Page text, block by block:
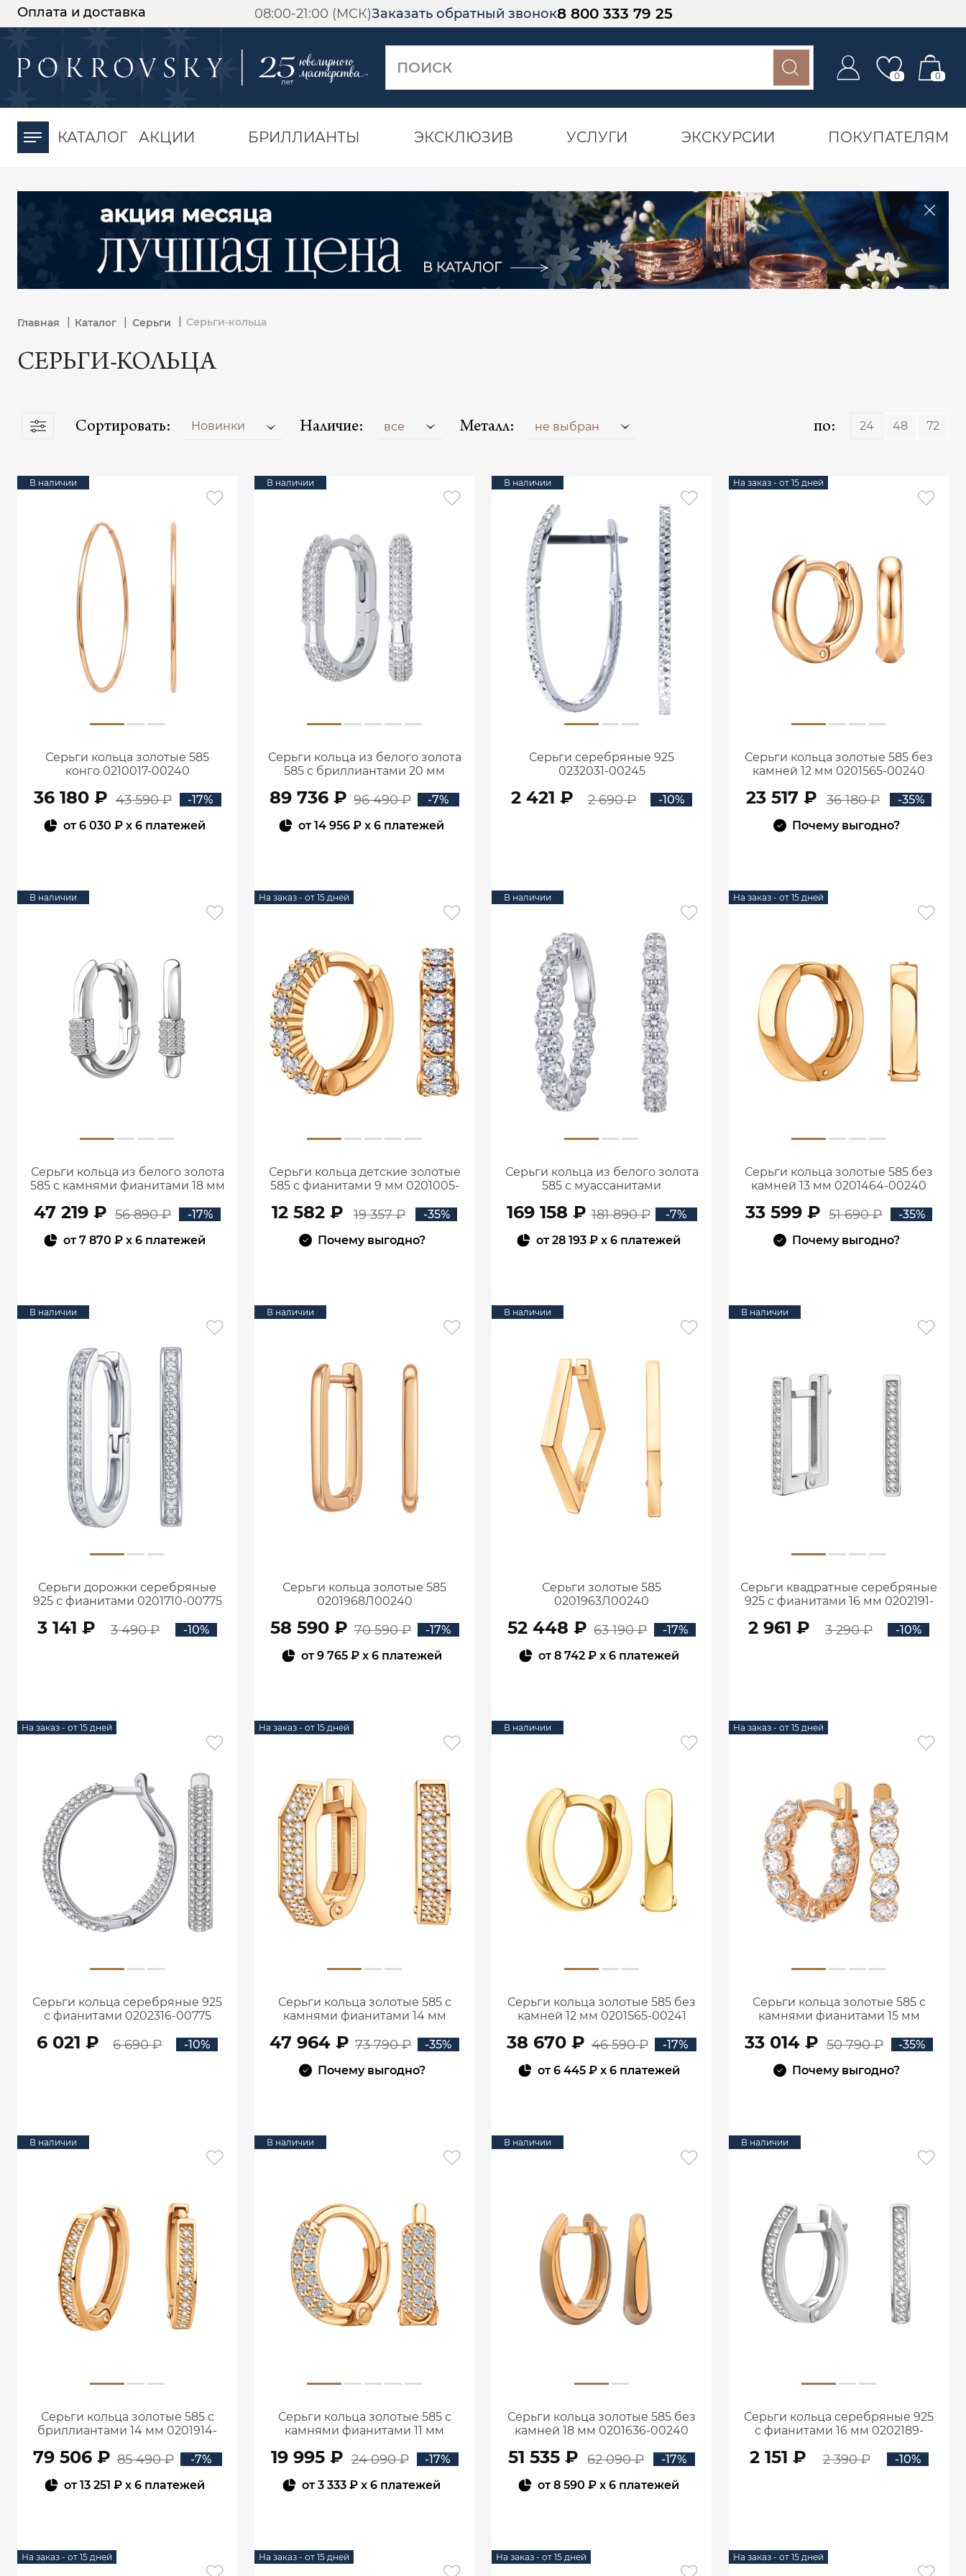
Оплата и доставка 08:00-21:00 (МСК)Заказать обратный звонок8 800 333 79 25
0 0
КАТАЛОГ АКЦИИ БРИЛЛИАНТЫ ЭКСКЛЮЗИВ УСЛУГИ ЭКСКУРСИИ ПОКУПАТЕЛЯМ
Главная | Каталог | Серьги Серьги-кольца
СЕРЬГИ-КОЛЬЦА
Сортировать: Новинки Наличие: все Металл: не выбран по: 24 48 72
В наличии
Серьги кольца золотые 585
конго 0210017-00240
36 180 ₽ 43 590 ₽
-17%
от6 030 ₽x 6 платежей
В наличии
Серьги кольца из белого золота
585 с бриллиантами 20 мм
89 736 ₽ 96 490 ₽
-7%
от14 956 ₽ x 6 платежей
В наличии
Серьги серебряные 925
0232031-00245
2 421 ₽ 2 690 ₽ -10%
На заказ - от 15 дней
Серьги кольца золотые 585 без
камней 12 мм 0201565-00240
23 517 ₽ 36 180 ₽
-35%
Почему выгодно?
В наличии
Серьги кольца из белого золота
585 с камнями фианитами 18 мм
47 219 ₽ 56 890 ₽
-17%
от7 870 ₽x 6 платежей
На заказ - от 15 дней
Серьги кольца детские золотые
585 с фианитами 9 мм 0201005-
12 582 ₽ 19 357 ₽
-35%
Почему выгодно?
В наличии
Серьги кольца из белого золота
585 с муассанитами
169 158 ₽ 181 890 ₽
-7%
от28 193 ₽ x 6 платежей
На заказ - от 15 дней
Серьги кольца золотые 585 без
камней 13 мм 0201464-00240
33 599 ₽ 51 690 ₽
-35%
Почему выгодно?
В наличии
Серьги дорожки серебряные
925 с фианитами 0201710-00775
3 141 ₽ 3 490 ₽ -10%
В наличии
Серьги кольца золотые 585
0201968Л00240
58 590 ₽ 70 590 ₽
-17%
от9 765 ₽x 6 платежей
В наличии
Серьги золотые 585
0201963Л00240
52 448 ₽ 63 190 ₽
-17%
от8 742 ₽x 6 платежей
В наличии
Серьги квадратные серебряные
925 с фианитами 16 мм 0202191-
2 961 ₽ 3 290 ₽ -10%
На заказ - от 15 дней
Серьги кольца серебряные 925
с фианитами 0202316-00775
6 021 ₽ 6 690 ₽ -10%
На заказ - от 15 дней
Серьги кольца золотые 585 с
камнями фианитами 14 мм
47 964 ₽ 73 790 ₽
-35%
Почему выгодно?
В наличии
Серьги кольца золотые 585 без
камней 12 мм 0201565-00241
38 670 ₽ 46 590 ₽
-17%
от6 445 ₽x 6 платежей
На заказ - от 15 дней
Серьги кольца золотые 585 с
камнями фианитами 15 мм
33 014 ₽ 50 790 ₽
-35%
Почему выгодно?
В наличии
Серьги кольца золотые 585 с
бриллиантами 14 мм 0201914-
79 506 ₽ 85 490 ₽
-7%
от13 251 ₽x 6 платежей
В наличии
Серьги кольца золотые 585 с
камнями фианитами 11 мм
19 995 ₽ 24 090 ₽
-17%
от3 333 ₽ x 6 платежей
В наличии
Серьги кольца золотые 585 без
камней 18 мм 0201636-00240
51 535 ₽ 62 090 ₽
-17%
от8 590 ₽ x 6 платежей
В наличии
Серьги кольца серебряные 925
с фианитами 16 мм 0202189-
2 151 ₽ 2 390 ₽ -10%
На заказ - от 15 дней На заказ - от 15 дней На заказ - от 15 дней На заказ - от 15 дней
-30%
момента оплаты